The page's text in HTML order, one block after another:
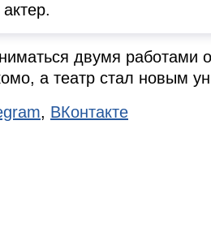
двумя работами
а театр стал новым
, ВКонтакте